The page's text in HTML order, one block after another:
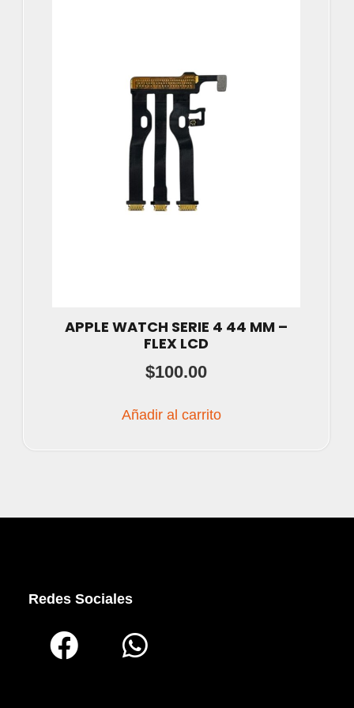
APPLE WATCH SERIE 4 44 MM –
FLEX LCD
$100.00
Añadir al carrito
Redes Sociales